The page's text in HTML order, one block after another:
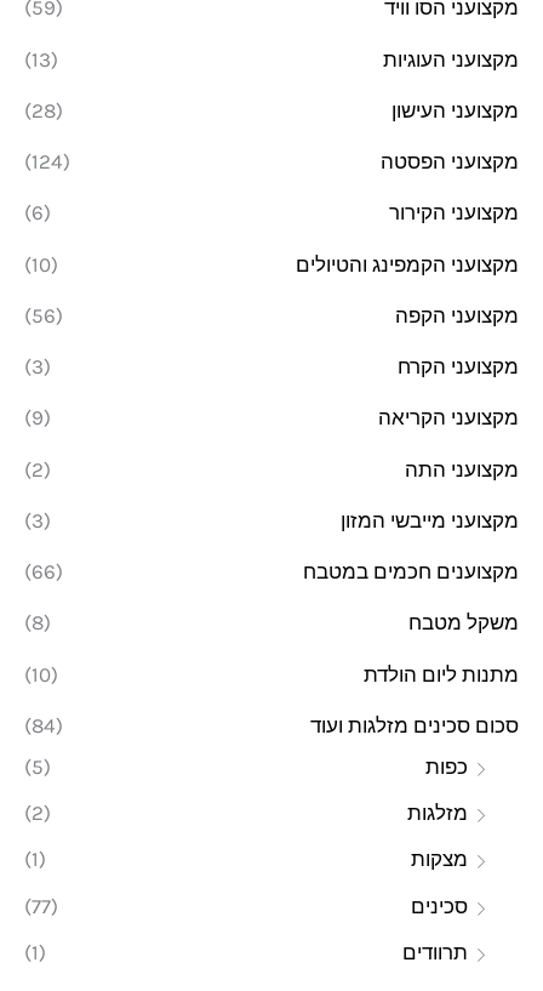
מקצועני הסו וויד (59)
מקצועני העוגיות (13)
מקצועני העישון (28)
מקצועני הפסטה (124)
מקצועני הקירור (6)
מקצועני הקמפינג והטיולים (10)
מקצועני הקפה (56)
מקצועני הקרח (3)
מקצועני הקריאה (9)
מקצועני התה (2)
מקצועני מייבשי המזון (3)
מקצוענים חכמים במטבח (66)
משקל מטבח (8)
מתנות ליום הולדת (10)
סכום סכינים מזלגות ועוד
(84)
כפות
(5)
מזלגות
(2)
מצקות
(1)
סכינים
(77)
תרוודים
(1)